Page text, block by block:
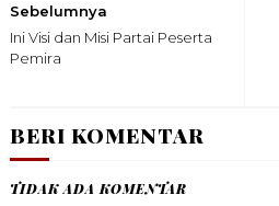
Sebelumnya
Ini Visi dan Misi Partai Peserta
Pemira
BERI KOMENTAR
TIDAK ADA KOMENTAR